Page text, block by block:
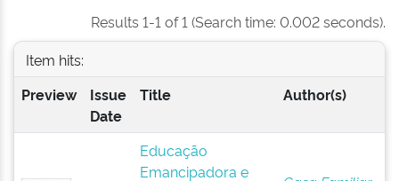
Results 1-1 of 1 (Search time: 0.002 seconds).
Item hits:
Preview
Issue
Date
Title Author(s)
Educação
Emancipadora e